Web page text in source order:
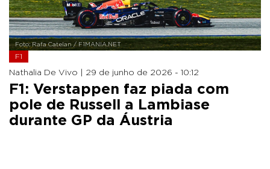
Foto: Rafa Catelan / F1MANIA.NET
F1
Nathalia De Vivo | 29 de junho de 2026 - 10:12
F1: Verstappen faz piada com
pole de Russell a Lambiase
durante GP da Áustria